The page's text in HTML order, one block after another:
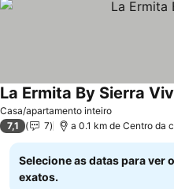
Casa/apartamento inteiro
La Ermita By Sierra
7,1 7 a 0.1 km de Centro da
Selecione as datas para ver
exatos.